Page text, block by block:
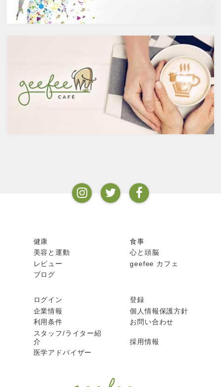
酵させて造られたもの。蒸留酒
は、この発酵された醸造酒をさ
らに蒸留して作られたものでス
で、蒸留酒は一般的には40度～
50度、最大で90度台のアルコー
ルとなります。以下が主なお酒
の醸造酒と蒸留酒の分類です。
免疫力を向上させる亜鉛の吸収
を助けるケルセチン
免疫力を保つことは、コロナウ
イルスの対策に限らず風邪やイ
ンフルエンザなど、さまざまな
疾患に対して人の体に有益な効
果を与えます。その免疫システ
ムを維持するのに重要な働きを
するのが亜鉛。
健康
食事
美容と運動
心と頭脳
レビュー
geefee カフェ
ブログ
ログイン
登録
企業情報
個人情報保護方針
利用条件
お問い合わせ
スタッフ/ライター紹
介
採用情報
医学アドバイザー